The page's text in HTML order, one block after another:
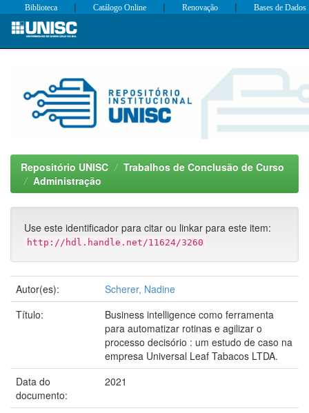
Skip
Biblioteca | Catálogo Online | Renovação | Bases de Dados
Repositório UNISC
Trabalhos de Conclusão de Curso
Administração
Use este identificador para citar ou linkar para este item:
http://hdl.handle.net/11624/3260
Autor(es):
Scherer, Nadine
Título:
Business intelligence como ferramenta
para automatizar rotinas e agilizar o
processo decisório : um estudo de caso na
empresa Universal Leaf Tabacos LTDA.
Data do
documento:
2021